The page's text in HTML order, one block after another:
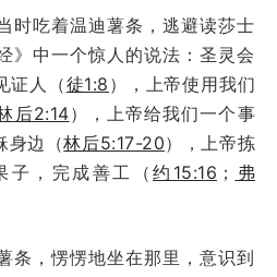
时吃着温迪薯条，逃避读莎士
》中一个惊人的说法：圣灵会
证人（徒1:8 ），上帝使用我们
后2:14），上帝给我们一个事
身边（林后5:17-20），上帝拣
子，完成善工（约15:16 ； 弗
条，愣愣地坐在那里，意识到